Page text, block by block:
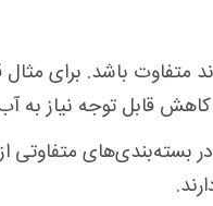
باشد. برای مثال
کاهش قابل توجه نیاز